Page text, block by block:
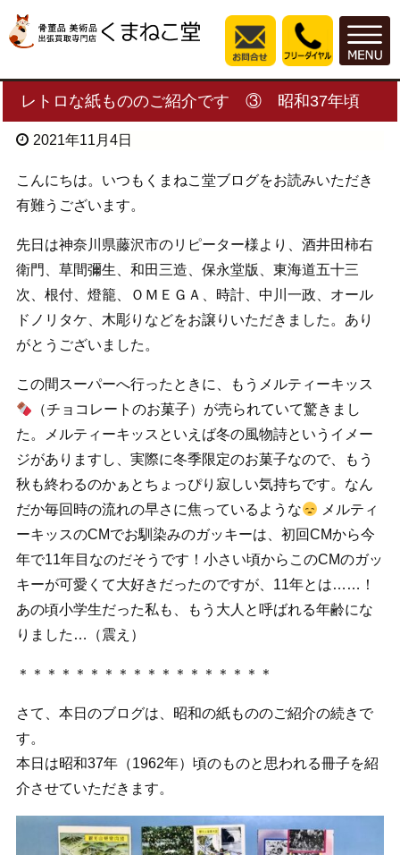
レトロな紙もののご紹介です ③ 昭和37年頃
2021年11月4日
こんにちは。いつもくまねこ堂ブログをお読みいただき
有難うございます。
先日は神奈川県藤沢市のリピーター様より、酒井田柿右
衛門、草間彌生、和田三造、保永堂版、東海道五十三
次、根付、燈籠、ＯＭＥＧＡ、時計、中川一政、オール
ドノリタケ、木彫りなどをお譲りいただきました。あり
がとうございました。
この間スーパーへ行ったときに、もうメルティーキッス
（チョコレートのお菓子）が売られていて驚きまし
た。メルティーキッスといえば冬の風物詩というイメー
ジがありますし、実際に冬季限定のお菓子なので、もう
秋も終わるのかぁとちょっぴり寂しい気持ちです。なん
だか毎回時の流れの早さに焦っているような
メルティ
ーキッスのCMでお馴染みのガッキーは、初回CMから今
年で11年目なのだそうです！小さい頃からこのCMのガッ
キーが可愛くて大好きだったのですが、11年とは……！
あの頃小学生だった私も、もう大人と呼ばれる年齢にな
りました…（震え）
＊＊＊＊＊＊＊＊＊＊＊＊＊＊＊＊＊＊
さて、本日のブログは、昭和の紙もののご紹介の続きで
す。
本日は昭和37年（1962年）頃のものと思われる冊子を紹
介させていただきます。